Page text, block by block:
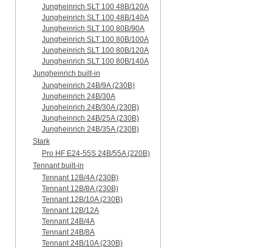
Jungheinrich SLT 100 48B/120A
Jungheinrich SLT 100 48B/140A
Jungheinrich SLT 100 80B/90A
Jungheinrich SLT 100 80B/100A
Jungheinrich SLT 100 80B/120A
Jungheinrich SLT 100 80B/140A
Jungheinrich built-in
Jungheinrich 24B/9A (230B)
Jungheinrich 24B/30A
Jungheinrich 24B/30A (230B)
Jungheinrich 24B/25A (230B)
Jungheinrich 24B/35A (230B)
Stark
Pro HF E24-55S 24B/55A (220B)
Tennant built-in
Tennant 12B/4A (230B)
Tennant 12B/8A (230B)
Tennant 12B/10A (230B)
Tennant 12B/12A
Tennant 24B/4A
Tennant 24B/8A
Tennant 24B/10A (230B)